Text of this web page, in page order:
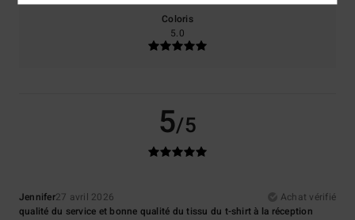
Coloris
5.0
5/5
Jennifer27 avril 2026
Achat vérifié
qualité du service et bonne qualité du tissu du t-shirt à la réception